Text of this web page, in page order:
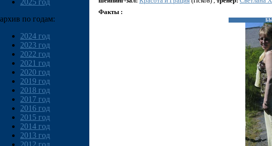
2025 год
архив по годам:
2024 год
2023 год
2022 год
2021 год
2020 год
2019 год
2018 год
2017 год
2016 год
2015 год
2014 год
2013 год
2012 год
Факты :